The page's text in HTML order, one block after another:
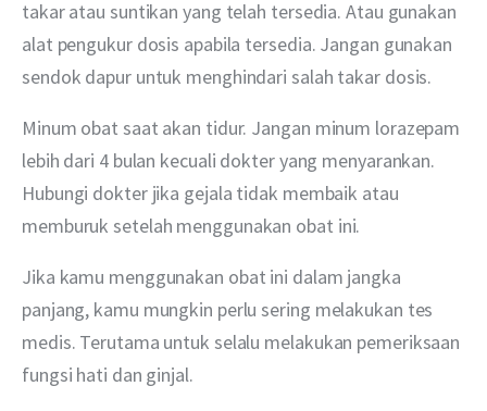
takar atau suntikan yang telah tersedia. Atau gunakan
alat pengukur dosis apabila tersedia. Jangan gunakan
sendok dapur untuk menghindari salah takar dosis.
Minum obat saat akan tidur. Jangan minum lorazepam
lebih dari 4 bulan kecuali dokter yang menyarankan.
Hubungi dokter jika gejala tidak membaik atau
memburuk setelah menggunakan obat ini.
Jika kamu menggunakan obat ini dalam jangka
panjang, kamu mungkin perlu sering melakukan tes
medis. Terutama untuk selalu melakukan pemeriksaan
fungsi hati dan ginjal.